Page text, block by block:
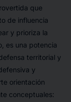
que
de influencia
y prioriza la
es una potencia
territorial y
y
orientación
conceptuales: